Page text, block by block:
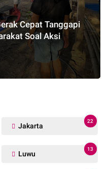
Cepat Tanggapi
Soal Aksi
Jakarta
22
Luwu
13